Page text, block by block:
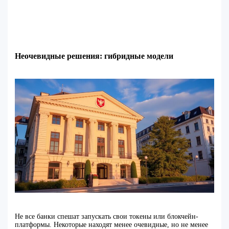
Неочевидные решения: гибридные модели
Не все банки спешат запускать свои токены или блокчейн-
платформы. Некоторые находят менее очевидные, но не менее